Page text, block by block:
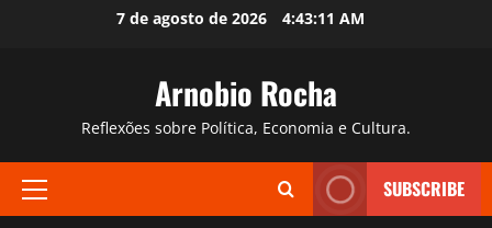
7 de agosto de 2026 4:43:12 AM
Arnobio Rocha
Reflexões sobre Política, Economia e Cultura.
Primary
SUBSCRIBE